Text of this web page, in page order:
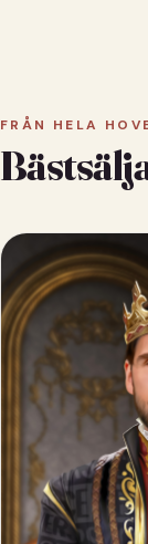
FRÅN HELA